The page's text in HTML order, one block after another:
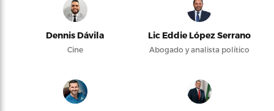
Dennis Dávila
Cine
Lic Eddie López Serrano
Abogado y analista político